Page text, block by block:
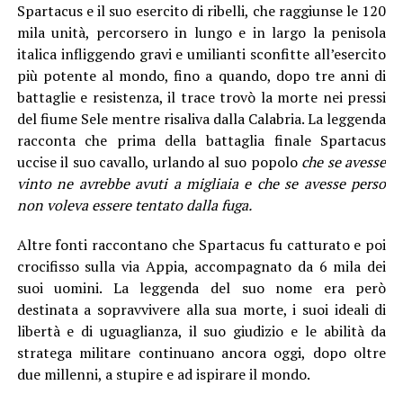
Spartacus e il suo esercito di ribelli, che raggiunse le 120
mila unità, percorsero in lungo e in largo la penisola
italica infliggendo gravi e umilianti sconfitte all’esercito
più potente al mondo, fino a quando, dopo tre anni di
battaglie e resistenza, il trace trovò la morte nei pressi
del fiume Sele mentre risaliva dalla Calabria. La leggenda
racconta che prima della battaglia finale Spartacus
uccise il suo cavallo, urlando al suo popolo che se avesse
vinto ne avrebbe avuti a migliaia e che se avesse perso
non voleva essere tentato dalla fuga.
Altre fonti raccontano che Spartacus fu catturato e poi
crocifisso sulla via Appia, accompagnato da 6 mila dei
suoi uomini. La leggenda del suo nome era però
destinata a sopravvivere alla sua morte, i suoi ideali di
libertà e di uguaglianza, il suo giudizio e le abilità da
stratega militare continuano ancora oggi, dopo oltre
due millenni, a stupire e ad ispirare il mondo.